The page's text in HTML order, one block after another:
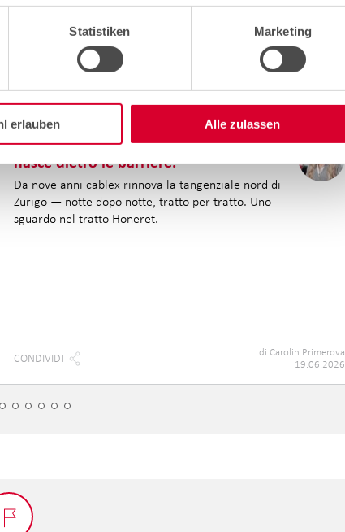
Statistiken Marketing
erlauben Alle zulassen
Montaggio segnali al Honeret: ciò che
nasce dietro le barriere.
Da nove anni cablex rinnova la tangenziale nord di
Zurigo — notte dopo notte, tratto per tratto. Uno
sguardo nel tratto Honeret.
CONDIVIDI di Carolin Primerova
19.06.2026